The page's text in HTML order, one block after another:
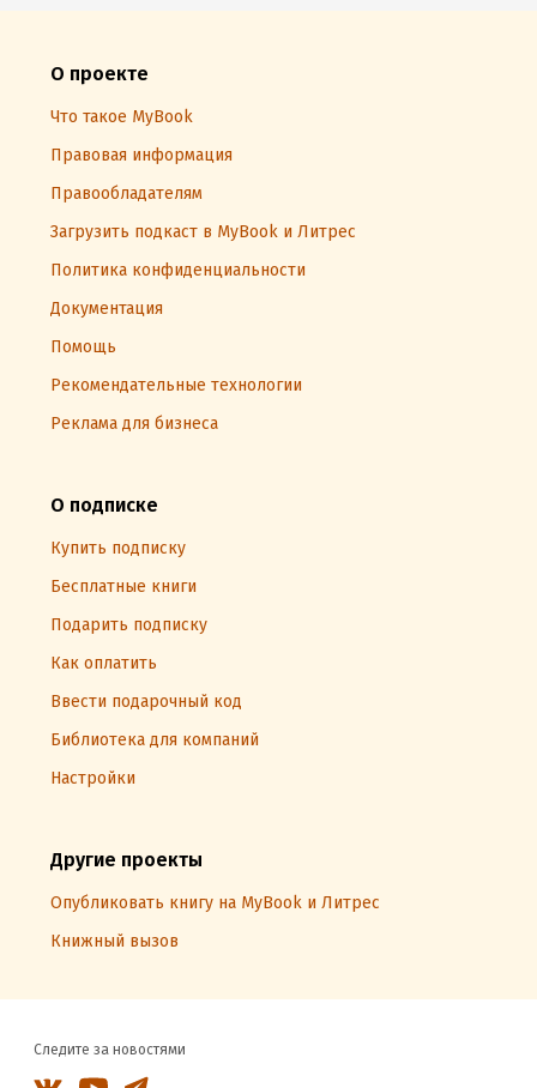
О проекте
Что такое MyBook
Правовая информация
Правообладателям
Загрузить подкаст в MyBook и Литрес
Политика конфиденциальности
Документация
Помощь
Рекомендательные технологии
Реклама для бизнеса
О подписке
Купить подписку
Бесплатные книги
Подарить подписку
Как оплатить
Ввести подарочный код
Библиотека для компаний
Настройки
Другие проекты
Опубликовать книгу на MyBook и Литрес
Книжный вызов
Следите за новостями